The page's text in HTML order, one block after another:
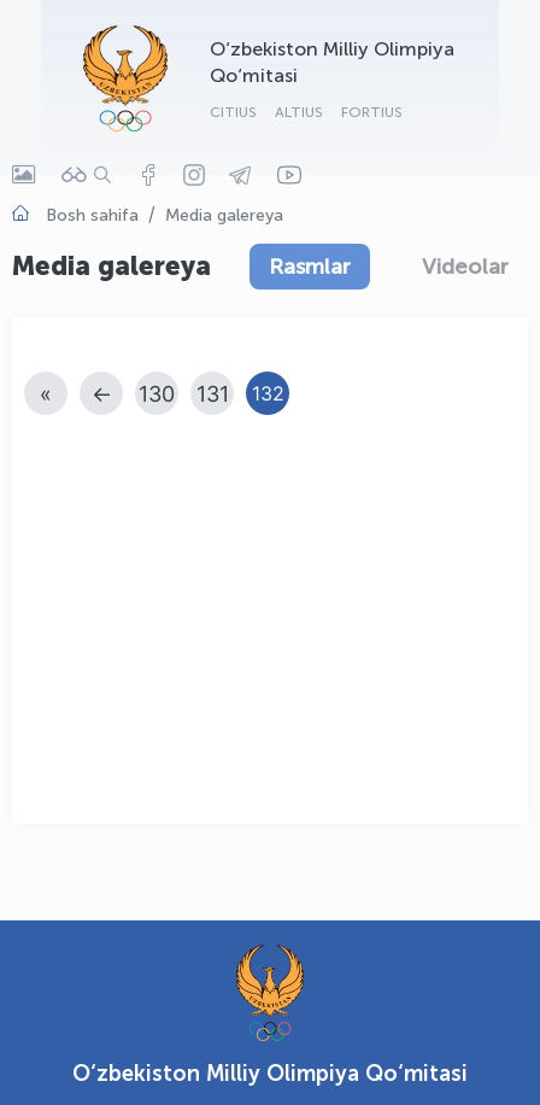
O‘zbekiston Milliy Olimpiya
Qo‘mitasi
CITIUS ALTIUS FORTIUS
Bosh sahifa Media galereya
Media galereya Rasmlar Videolar
« ← 130 131 132
O‘zbekiston Milliy Olimpiya Qo‘mitasi
OLYMPCHIK AI - yordamchi
Onlayn · olympic.uz